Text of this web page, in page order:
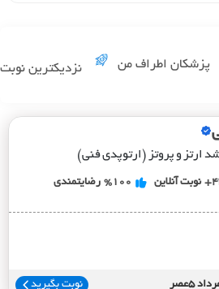
پزشکان اطراف من نزدیکترین نوبت
ارتز و پروتز (ارتوپدی فنی)
نوبت آنلاین %100 رضایتمندی
نوبت بگیرید